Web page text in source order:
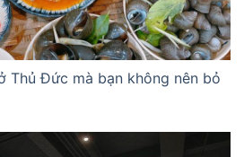
Thủ Đức mà bạn không nên bỏ